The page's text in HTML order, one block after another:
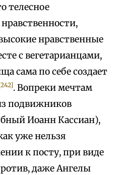
телесное
нравственные
с вегетарианцами,
сама по себе создает
. Вопреки мечтам
подвижников
Иоанн Кассиан),
уже нельзя
к посту, при виде
даже Ангелы